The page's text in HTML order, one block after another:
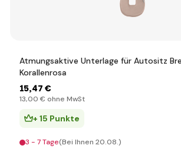
Atmungsaktive Unterlage für Autositz
Korallenrosa
15,47 €
13,00 € ohne MwSt
+ 15 Punkte
3 - 7 Tage(Bei Ihnen 20.08.)